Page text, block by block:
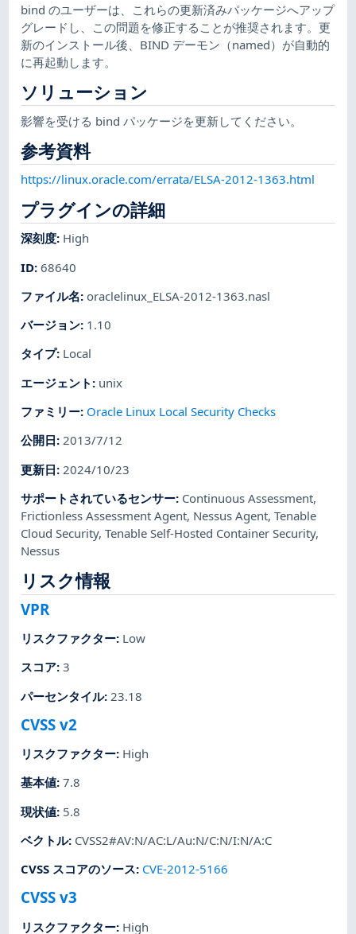
bind のユーザーは、これらの更新済みパッケージへアップ
グレードし、この問題を修正することが推奨されます。更
新のインストール後、BIND デーモン（named）が自動的
に再起動します。
ソリューション
影響を受ける bind パッケージを更新してください。
参考資料
https://linux.oracle.com/errata/ELSA-2012-1363.html
プラグインの詳細
深刻度: High
ID:68640
ファイル名: oraclelinux_ELSA-2012-1363.nasl
バージョン: 1.10
タイプ: Local
エージェント : unix
ファミリー: Oracle Linux Local Security Checks
公開日:2013/7/12
更新日: 2024/10/23
サポートされているセンサー: Continuous Assessment,
Frictionless Assessment Agent, Nessus Agent,Tenable
Cloud Security,Tenable Self-Hosted Container Security,
Nessus
リスク情報
VPR
リスクファクター: Low
スコア:3
パーセンタイル: 23.18
CVSS v2
リスクファクター: High
基本値:7.8
現状値: 5.8
ベクトル: CVSS2#AV:N/AC:L/Au:N/C:N/I:N/A:C
CVSS スコアのソース: CVE-2012-5166
CVSS v3
リスクファクター: High